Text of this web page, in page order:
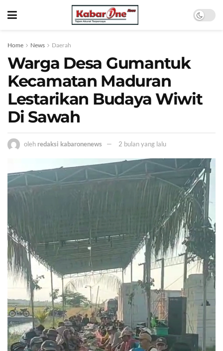
Home News Daerah
Warga Desa Gumantuk
Kecamatan Maduran
Lestarikan Budaya Wiwit
Di Sawah
oleh redaksi kabaronenews 2 bulan yang lalu